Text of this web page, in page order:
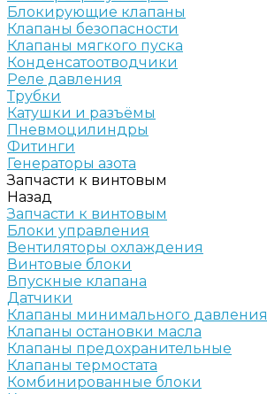
Блокирующие клапаны
Клапаны безопасности
Клапаны мягкого пуска
Конденсатоотводчики
Реле давления
Трубки
Катушки и разъёмы
Пневмоцилиндры
Фитинги
Генераторы азота
Запчасти к винтовым
Назад
Запчасти к винтовым
Блоки управления
Вентиляторы охлаждения
Винтовые блоки
Впускные клапана
Датчики
Клапаны минимального давления
Клапаны остановки масла
Клапаны предохранительные
Клапаны термостата
Комбинированные блоки